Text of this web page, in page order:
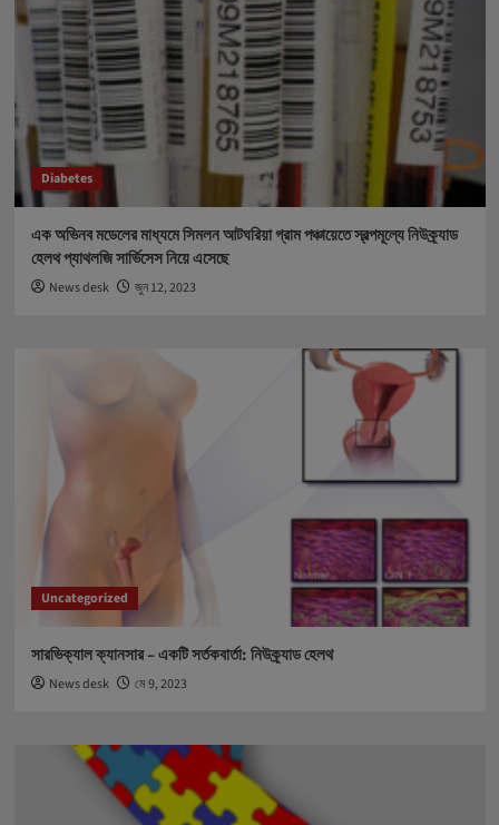
Diabetes
এক অভিনব মডেলের মাধ্যমে সিমলন আটঘরিয়া গ্রাম পঞ্চায়েতে স্বল্পমূল্যে নিউক্র্যাড
হেলথ প্যাথলজি সার্ভিসেস নিয়ে এসেছে
News desk জুন 12, 2023
Uncategorized
সারভিক্যাল ক্যানসার – একটি সর্তকবার্তা: নিউক্র্যাড হেলথ
News desk মে 9, 2023